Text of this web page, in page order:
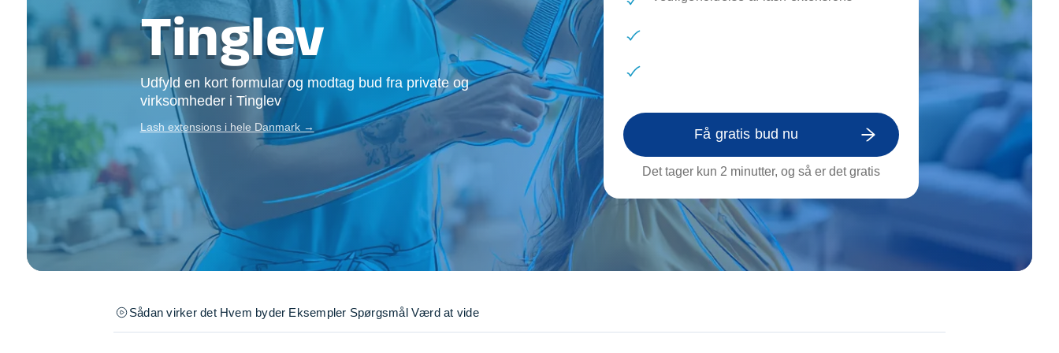
Opsætning af skillevæg
Tømrer
Tunge løft
TV installation og opsætning
Underholdning
Vinduespudsning
Se alle...
Tinglev
Udfyld en kort formular og modtag bud fra private og
virksomheder i Tinglev
Lash extensions i hele Danmark → Få gratis bud nu
Det tager kun 2 minutter, og så er det gratis
Sådan virker det Hvem byder Eksempler Spørgsmål Værd at vide